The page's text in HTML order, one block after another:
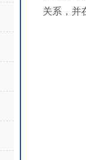
关系，并